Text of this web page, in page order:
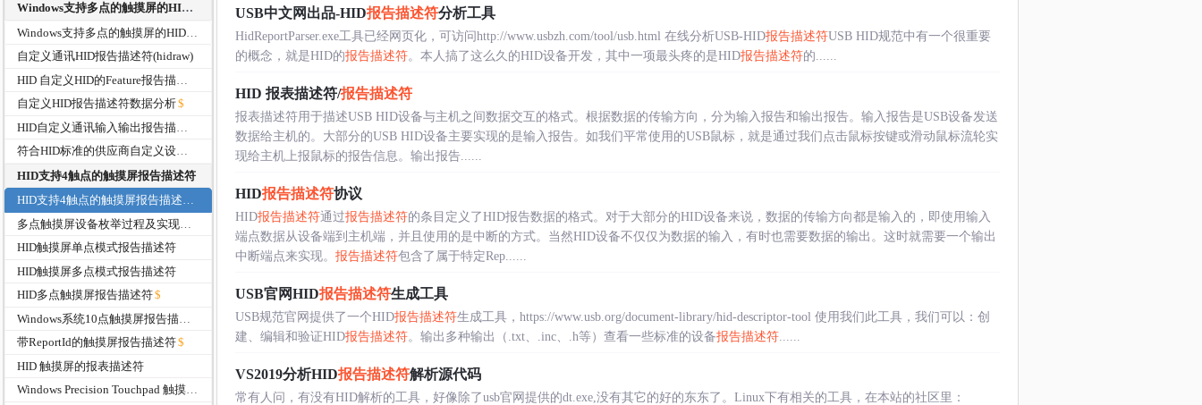
Windows支持多点的触摸屏的HID报告描述符
自定义通讯HID报告描述符(hidraw)
自定义HID报告描述符数据分析
符合HID标准的供应商自定义设备HID报告描述符
HID支持4触点的触摸屏报告描述符
HID支持4触点的触摸屏报告描述符
HID触摸屏单点模式报告描述符
HID触摸屏多点模式报告描述符
HID多点触摸屏报告描述符
带ReportId的触摸屏报告描述符
HID 触摸屏的报表描述符
Windows Precision Touchpad 触摸板报告描述符
USB中文网出品-HID报告描述符分析工具
HidReportParser.exe工具已经网页化，可访问http://www.usbzh.com/tool/usb.html 在线分析USB-HID报告描述符USB HID规范中有一个很重要
的概念，就是HID的报告描述符。本人搞了这么久的HID设备开发，其中一项最头疼的是HID报告描述符的......
HID 报表描述符/报告描述符
报表描述符用于描述USB HID设备与主机之间数据交互的格式。根据数据的传输方向，分为输入报告和输出报告。输入报告是USB设备发送
数据给主机的。大部分的USB HID设备主要实现的是输入报告。如我们平常使用的USB鼠标，就是通过我们点击鼠标按键或滑动鼠标流轮实
现给主机上报鼠标的报告信息。输出报告......
HID报告描述符协议
HID报告描述符通过报告描述符的条目定义了HID报告数据的格式。对于大部分的HID设备来说，数据的传输方向都是输入的，即使用输入
端点数据从设备端到主机端，并且使用的是中断的方式。当然HID设备不仅仅为数据的输入，有时也需要数据的输出。这时就需要一个输出
中断端点来实现。 报告描述符包含了属于特定Rep......
USB官网HID报告描述符生成工具
USB规范官网提供了一个HID报告描述符生成工具，https://www.usb.org/document-library/hid-descriptor-tool 使用我们此工具，我们可以：创
建、编辑和验证HID报告描述符。输出多种输出（.txt、.inc、.h等）查看一些标准的设备报告描述符......
VS2019分析HID报告描述符解析源代码
常有人问，有没有HID解析的工具，好像除了usb官网提供的dt.exe,没有其它的好的东东了。Linux下有相关的工具，在本站的社区里：